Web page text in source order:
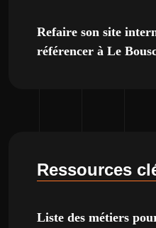
Refaire son site
référencer à Le
Ressources
Liste des métiers